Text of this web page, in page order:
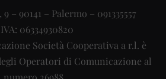
– 90141 – Palermo – 091335557
06334930820
Società Cooperativa a r.l. è
Operatori di Comunicazione al